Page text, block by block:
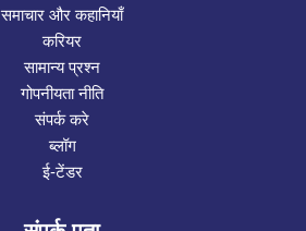
समाचार और कहानियाँ
करियर
सामान्य प्रश्न
गोपनीयता नीति
संपर्क करे
ब्लॉग
ई-टेंडर